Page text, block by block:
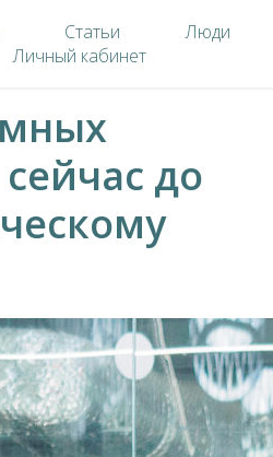
Статьи Люди
Личный кабинет
до